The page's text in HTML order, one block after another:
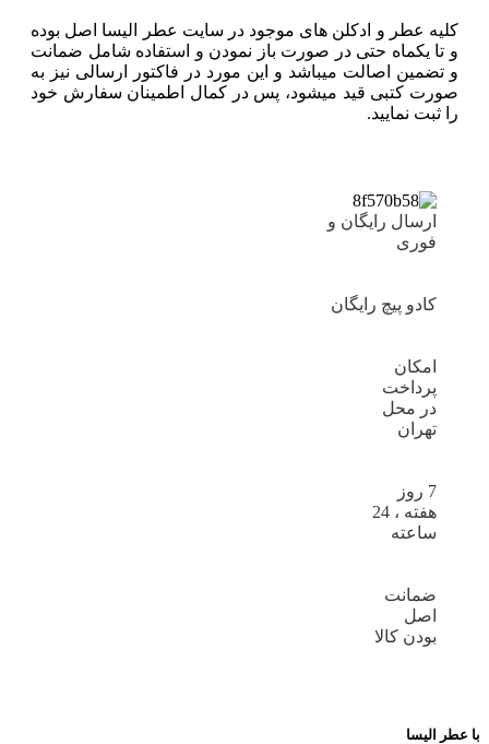
کلیه عطر و ادکلن های موجود در سایت عطر الیسا اصل بوده
و تا یکماه حتی در صورت باز نمودن و استفاده شامل ضمانت
و تضمین اصالت میباشد و این مورد در فاکتور ارسالی نیز به
صورت کتبی قید میشود، پس در کمال اطمینان سفارش خود
را ثبت نمایید.
ارسال رایگان و
فوری
کادو پیچ رایگان
امکان
پرداخت
در محل
تهران
7 روز
هفته ، 24
ساعته
ضمانت
اصل
بودن کالا
با عطر الیسا